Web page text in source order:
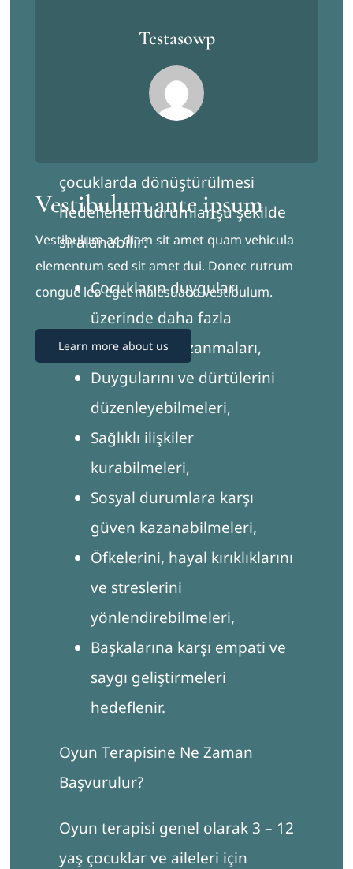
iletişimi sınırlı olan çocuklar bile
kendi dünyalarında oyunu
anlayabilirler.
çocuklarda dönüştürülmesi
hedeflenen durumlar şu şekilde
sıralanabilir:
Çocukların duyguları
üzerinde daha fazla
farkındalık kazanmaları,
Duygularını ve dürtülerini
düzenleyebilmeleri,
Sağlıklı ilişkiler
kurabilmeleri,
Sosyal durumlara karşı
güven kazanabilmeleri,
Öfkelerini, hayal kırıklıklarını
ve streslerini
yönlendirebilmeleri,
Başkalarına karşı empati ve
saygı geliştirmeleri
hedeflenir.
Oyun Terapisine Ne Zaman
Başvurulur?
Oyun terapisi genel olarak 3 – 12
yaş çocuklar ve aileleri için
Testasowp
Vestibulum ante ipsum
Vestibulum ac diam sit amet quam vehicula
elementum sed sit amet dui. Donec rutrum
congue leo eget malesuada vestibulum.
Learn more about us